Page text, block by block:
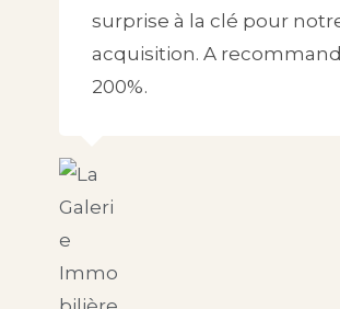
surprise à la clé pour
acquisition. A
200%.